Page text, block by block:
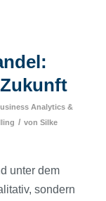
Analytics &
/ von Silke
unter dem
sondern